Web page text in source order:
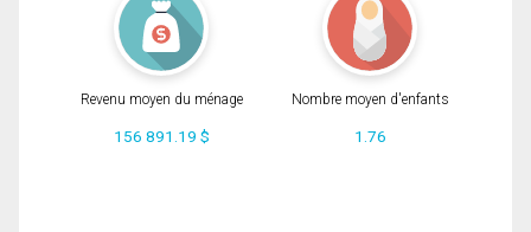
Revenu moyen du ménage
156 891.19 $
Nombre moyen d'enfants
1.76